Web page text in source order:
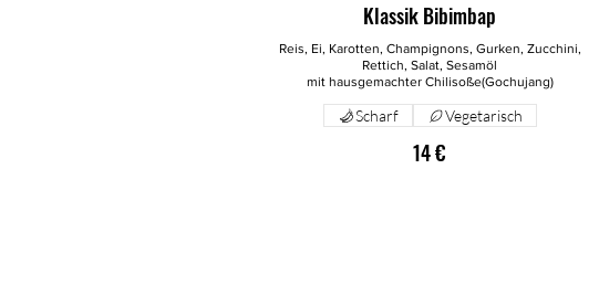
Klassik Bibimbap
Reis, Ei, Karotten, Champignons, Gurken, Zucchini,
Rettich, Salat, Sesamöl
mit hausgemachter Chilisoße(Gochujang)
14 €
Scharf Vegetarisch